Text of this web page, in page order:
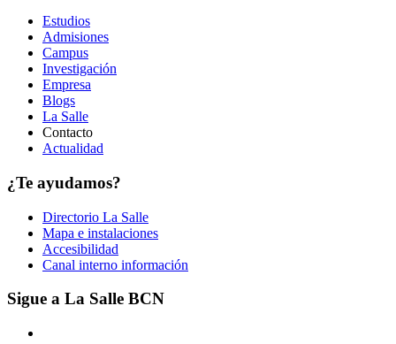
Estudios
Admisiones
Campus
Investigación
Empresa
Blogs
La Salle
Contacto
Actualidad
¿Te ayudamos?
Directorio La Salle
Mapa e instalaciones
Accesibilidad
Canal interno información
Sigue a La Salle BCN